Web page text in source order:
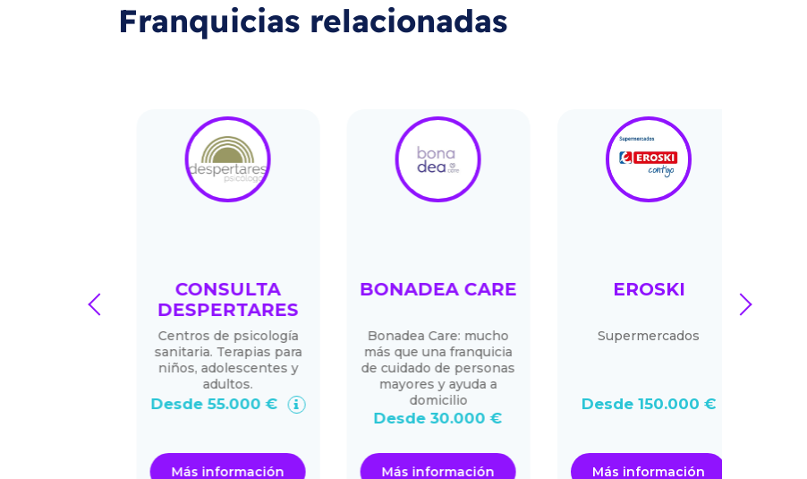
Franquicias relacionadas
CONSULTA
DESPERTARES
Centros de psicología
sanitaria. Terapias para
niños, adolescentes y
adultos.
Desde 55.000 €
Más información
BONADEA CARE
Bonadea Care: mucho
más que una franquicia
de cuidado de personas
mayores y ayuda a
domicilio
Desde 30.000 €
Más información
EROSKI
Supermercados
Desde 150.000 €
Más información
prev next